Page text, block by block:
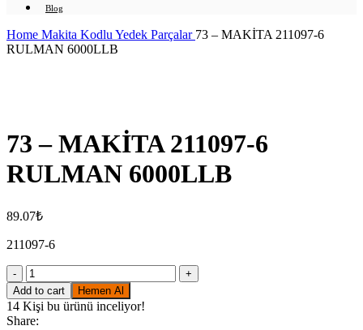
Blog
Home Makita Kodlu Yedek Parçalar 73 – MAKİTA 211097-6
RULMAN 6000LLB
73 – MAKİTA 211097-6
RULMAN 6000LLB
89.07₺
211097-6
73
-
MAKİTA
211097-
Add to cart Hemen Al
14 Kişi bu ürünü inceliyor!
Share: